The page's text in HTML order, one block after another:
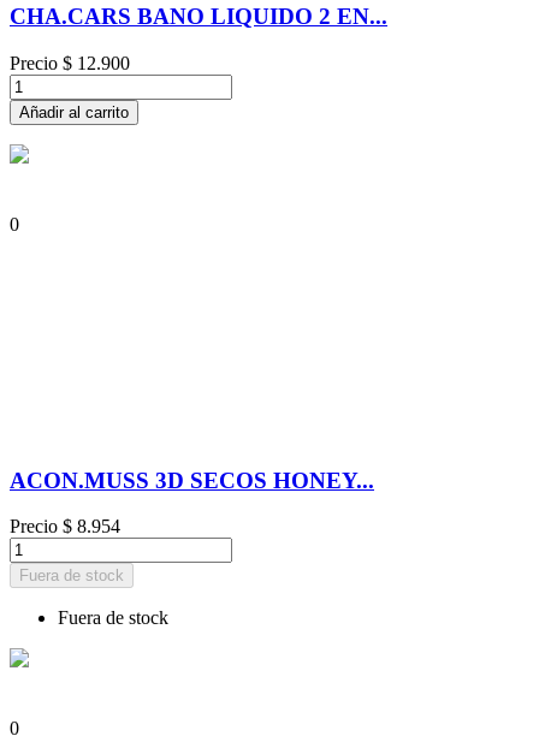
CHA.CARS BANO LIQUIDO 2 EN...
Precio $ 12.900
Añadir al carrito
0
ACON.MUSS 3D SECOS HONEY...
Precio $ 8.954
Fuera de stock
Fuera de stock
0